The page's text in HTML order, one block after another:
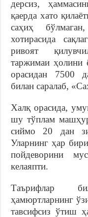
дерсиз,
қаерда хато
саҳиҳ
хотирасида
ривоят
таржимаи ҳолини
орасидан 7500
билан саралаб,
Халқ орасида,
шу тўплам
сиймо 20 дан
Уларнинг ҳар
пойдеворини
келаяпти.
Таърифлар
ҳамюртларнинг
тавсифсиз ўтиш